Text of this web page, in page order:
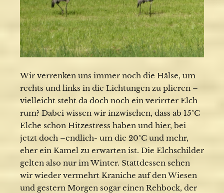
Wir verrenken uns immer noch die Hälse, um
rechts und links in die Lichtungen zu plieren –
vielleicht steht da doch noch ein verirrter Elch
rum? Dabei wissen wir inzwischen, dass ab 15°C
Elche schon Hitzestress haben und hier, bei
jetzt doch –endlich- um die 20°C und mehr,
eher ein Kamel zu erwarten ist. Die Elchschilder
gelten also nur im Winter. Stattdessen sehen
wir wieder vermehrt Kraniche auf den Wiesen
und gestern Morgen sogar einen Rehbock, der